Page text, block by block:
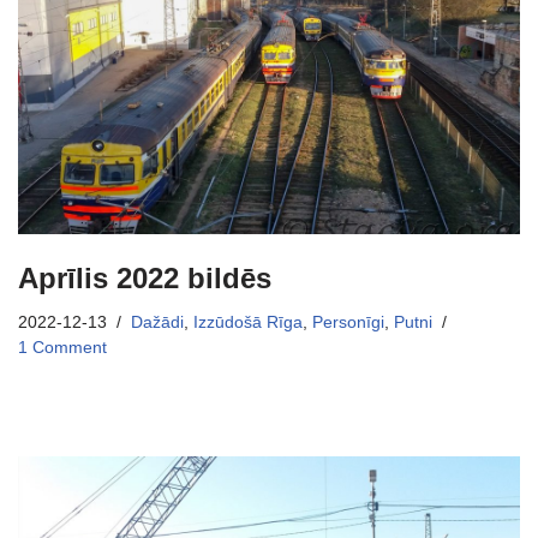
Aprīlis 2022 bildēs
2022-12-13 Dažādi Izzūdošā Rīga Personīgi
Putni
1 Comment